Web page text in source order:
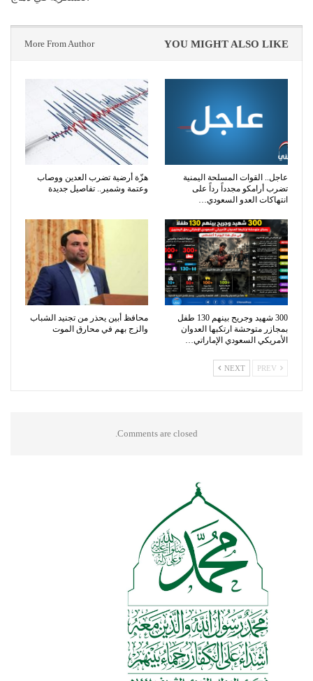
YOU MIGHT ALSO LIKE
More From Author
عاجل.. القوات المسلحة اليمنية
تضرب أرامكو مجدداً رداً على
انتهاكات العدو السعودي…
هزّة أرضية تضرب العدين ووصاب
وعتمة وشمير.. تفاصيل جديدة
300 شهيد وجريح بينهم 130 طفل
بمجازر متوحشة ارتكبها العدوان
الأمريكي السعودي الإماراتي…
محافظ أبين يحذر من تجنيد الشباب
والزج بهم في محارق الموت
NEXT
Comments are closed.